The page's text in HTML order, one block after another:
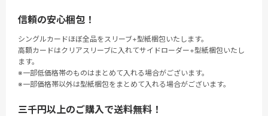
信頼の安心梱包！
シングルカードほぼ全品をスリーブ+型紙梱包いたします。
高額カードはクリアスリーブに入れてサイドローダー+型紙梱包いたし
ます。
※一部低価格帯のものはまとめて入れる場合がございます。
※一部価格帯以外は型紙梱包をまとめて入れる場合がございます。
三千円以上のご購入で送料無料！